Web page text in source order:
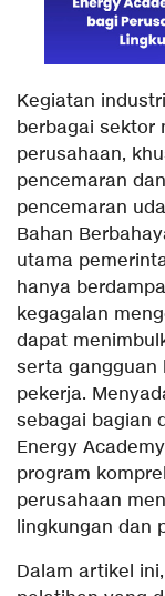
Kegiatan
berbagai sektor
perusahaan,
pencemaran
pencemaran
Bahan
utama
hanya
kegagalan
dapat
serta gangguan
pekerja.
sebagai bagian
Energy
program
perusahaan
lingkungan dan
Dalam artikel